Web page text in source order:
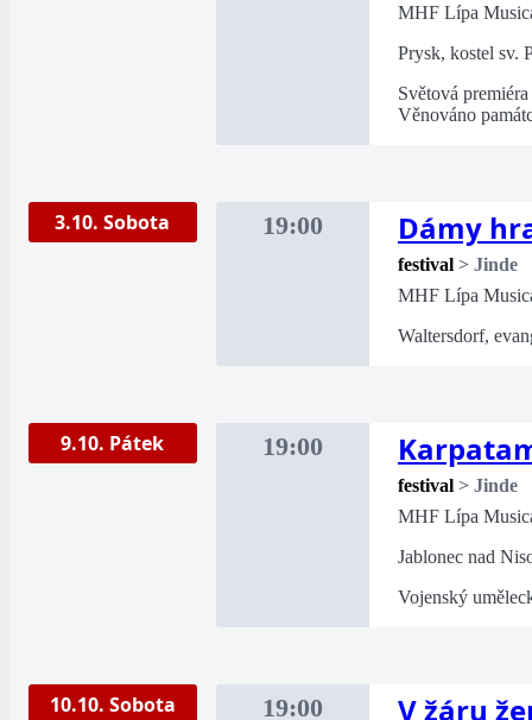
MHF Lípa
Prysk, kostel sv.
Světová premiéra
Věnováno
3.10. Sobota 19:00 Dámy
festival > Jinde
MHF Lípa
Waltersdorf,
9.10. Pátek 19:00
festival > Jinde
MHF Lípa
Jablonec nad
Vojenský
10.10. Sobota 19:00 V žáru